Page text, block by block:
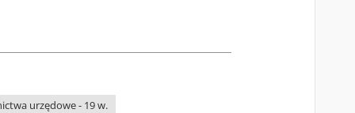
urzędowe - 19 w.